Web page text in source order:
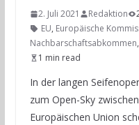
2. Juli 2021 Redaktion
EU, Europäische
Nachbarschaftsabkommen,
1 min read
In der langen
zum Open-Sky
Europäischen Union